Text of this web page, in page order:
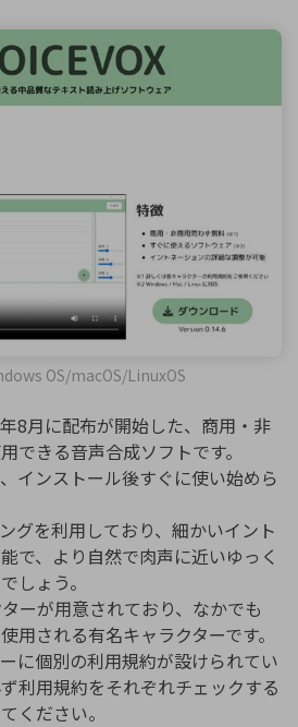
OS/macOS/LinuxOS
年8月に配布が開始した、商用・非
できる音声合成ソフトです。
インストール後すぐに使い始めら
グを利用しており、細かいイント
で、より自然で肉声に近いゆっく
しょう。
ーが用意されており、なかでも
用される有名キャラクターです。
に個別の利用規約が設けられてい
利用規約をそれぞれチェックする
ください。